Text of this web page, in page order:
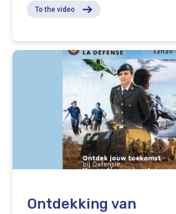
To the video
Ontdekking van